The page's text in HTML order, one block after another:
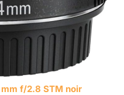
f/2.8 STM noir